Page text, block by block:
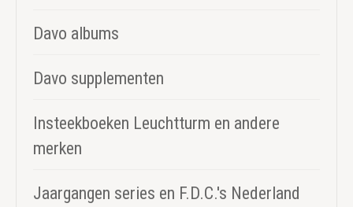
Davo albums
Davo supplementen
Insteekboeken Leuchtturm en andere
merken
Jaargangen series en F.D.C.'s Nederland